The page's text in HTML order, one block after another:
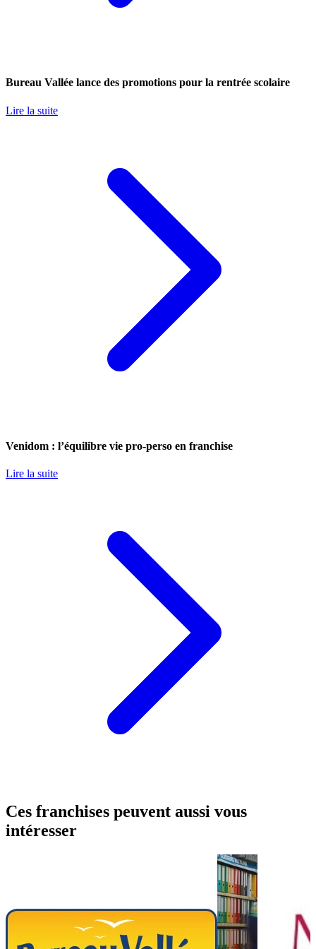
Bureau Vallée lance des promotions pour la rentrée scolaire
Lire la suite
Venidom : l’équilibre vie pro-perso en franchise
Lire la suite
Ces franchises peuvent aussi vous
intéresser